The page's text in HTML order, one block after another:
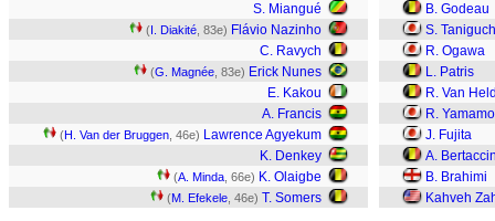
S. Miangué
(I. Diakité , 83e) Flávio Nazinho
C. Ravych
(G. Magnée , 83e) Erick Nunes
E. Kakou
A. Francis
(H. Van der Bruggen , 46e) Lawrence Agyekum
K. Denkey
(A. Minda , 66e) K. Olaigbe
(M. Efekele , 46e) T. Somers
B. Godeau
S.
R. Ogawa
L. Patris
R. Van
R.
J. Fujita
A.
B. Brahimi
Kahveh